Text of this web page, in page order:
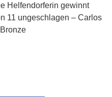
Helfendorferin gewinnt
11 ungeschlagen – Carlos